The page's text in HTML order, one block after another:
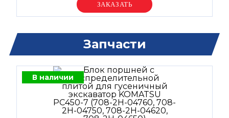
Уточняйте цену
Запчасти
В наличии